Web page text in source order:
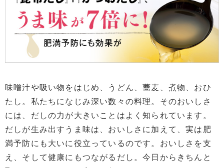
味噌汁や吸い物をはじめ、うどん、蕎麦、煮物、おひ
たし。私たちになじみ深い数々の料理。そのおいしさ
には、だしの力が大きいことはよく知られています。
だしが生み出すうま味は、おいしさに加えて、実は肥
満予防にも大いに役立っているのです。おいしさを支
え、そして健康にもつながるだし。今日からきちんと